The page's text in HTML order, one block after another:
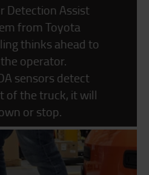
Detection Assist
from Toyota
thinks ahead to
operator.
sensors detect
of the truck, it will
or stop.